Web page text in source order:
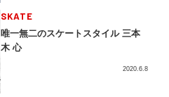
SKATE
唯一無二のスケートスタイル 三本
木 心
2020.6.8